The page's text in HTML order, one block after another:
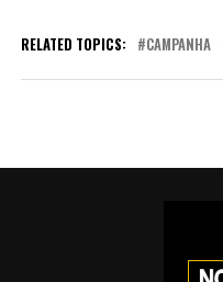
RELATED TOPICS: CAMPANHA